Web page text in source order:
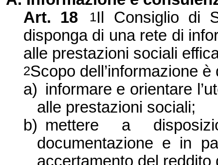
Art. 18
1Il Consiglio di
disponga di una rete di
alle prestazioni sociali
2Scopo dell’informazione è
a) informare e orientare
alle prestazioni sociali;
b) mettere a
documentazione e in
accertamento del reddito